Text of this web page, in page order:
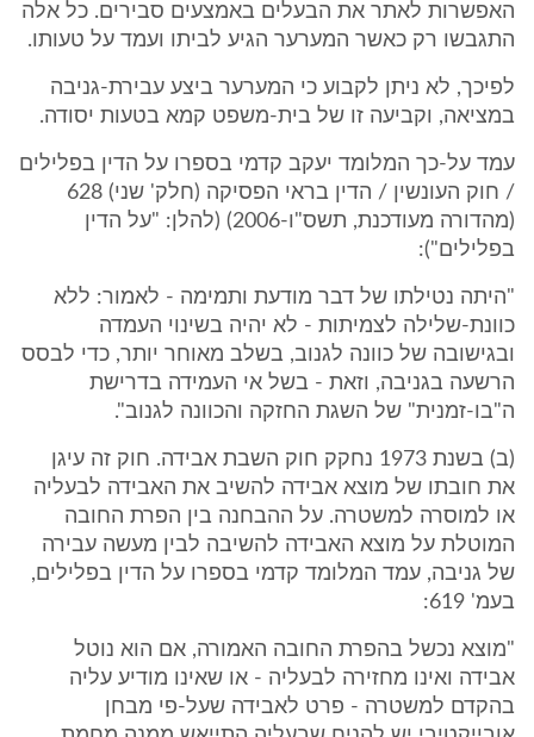
האפשרות לאתר את הבעלים באמצעים סבירים. כל אלה
התגבשו רק כאשר המערער הגיע לביתו ועמד על טעותו.
לפיכך, לא ניתן לקבוע כי המערער ביצע עבירת-גניבה
במציאה, וקביעה זו של בית-משפט קמא בטעות יסודה.
עמד על-כך המלומד יעקב קדמי בספרו על הדין בפלילים
/ חוק העונשין / הדין בראי הפסיקה (חלק' שני) 628
(מהדורה מעודכנת, תשס"ו-2006) (להלן: "על הדין
בפלילים"):
"היתה נטילתו של דבר מודעת ותמימה - לאמור: ללא
כוונת-שלילה לצמיתות - לא יהיה בשינוי העמדה
ובגישובה של כוונה לגנוב, בשלב מאוחר יותר, כדי לבסס
הרשעה בגניבה, וזאת - בשל אי העמידה בדרישת
ה"בו-זמנית" של השגת החזקה והכוונה לגנוב".
(ב) בשנת 1973 נחקק חוק השבת אבידה. חוק זה עיגן
את חובתו של מוצא אבידה להשיב את האבידה לבעליה
או למוסרה למשטרה. על ההבחנה בין הפרת החובה
המוטלת על מוצא האבידה להשיבה לבין מעשה עבירה
של גניבה, עמד המלומד קדמי בספרו על הדין בפלילים,
בעמ' 619:
"מוצא נכשל בהפרת החובה האמורה, אם הוא נוטל
אבידה ואינו מחזירה לבעליה - או שאינו מודיע עליה
בהקדם למשטרה - פרט לאבידה שעל-פי מבחן